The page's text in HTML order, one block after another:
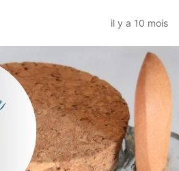
il y a 10 mois